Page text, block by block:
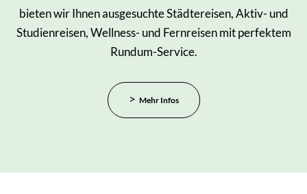
bieten wir Ihnen ausgesuchte Städtereisen, Aktiv- und
Studienreisen, Wellness- und Fernreisen mit perfektem
Rundum-Service.
Mehr Infos